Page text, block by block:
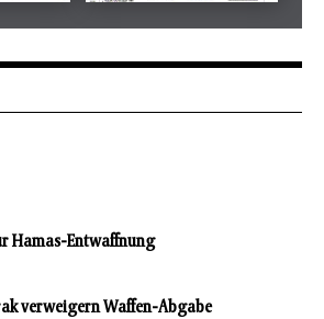
aufbau
Hamas-Entwaffnung
verweigern Waffen-Abgabe